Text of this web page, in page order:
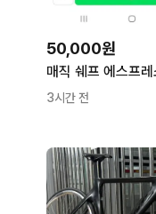
50,000원
3시간 전